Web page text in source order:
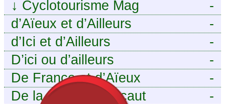
Le voyage à vélo -
↓ Cyclotourisme Mag
-
d’Aïeux et d’Ailleurs
-
d’Ici et d’Ailleurs
-
D’ici ou d’ailleurs
-
De France et d’Aïeux
-
De la Baïse à l’Escaut